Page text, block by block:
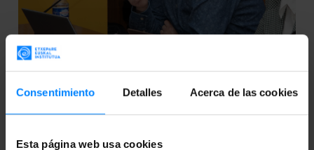
Consentimiento Detalles Acerca de las cookies
Esta página web usa cookies
ETXEPARE EUSKAL INSTITUTUA LLEVA A
PARÍS LOS RETOS DE LAS LENGUAS
El congreso internacional ´Lenguas minorizadas en